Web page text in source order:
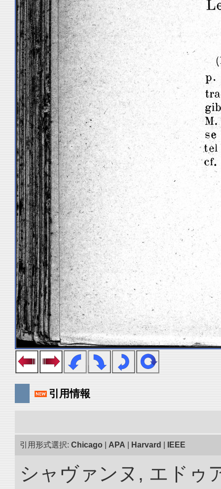
引用情報
引用形式選択: Chicago APA Harvard IEEE
シャヴァンヌ, エドゥ